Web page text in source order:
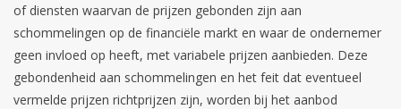
of diensten waarvan de prijzen gebonden zijn aan
schommelingen op de financiële markt en waar de ondernemer
geen invloed op heeft, met variabele prijzen aanbieden. Deze
gebondenheid aan schommelingen en het feit dat eventueel
vermelde prijzen richtprijzen zijn, worden bij het aanbod